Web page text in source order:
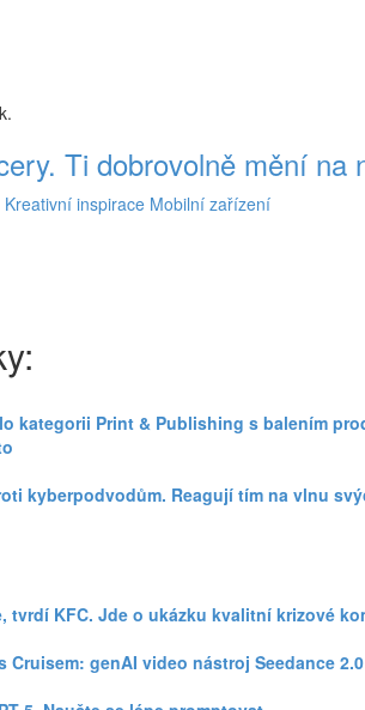
Ti dobrovolně mění na
Kreativní inspirace Mobilní zařízení
kategorii Print & Publishing s balením
kyberpodvodům. Reagují tím na vlnu
tvrdí KFC. Jde o ukázku kvalitní krizové
Cruisem: genAI video nástroj Seedance